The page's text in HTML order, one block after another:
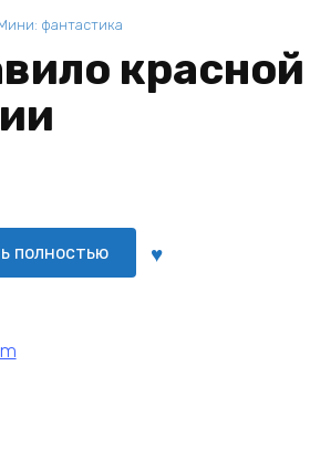
фантастика
красной
полностью